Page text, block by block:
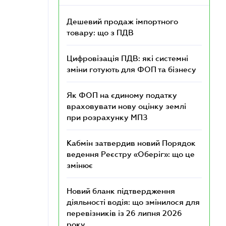
Дешевий продаж імпортного
товару: що з ПДВ
Цифровізація ПДВ: які системні
зміни готують для ФОП та бізнесу
Як ФОП на єдиному податку
враховувати нову оцінку землі
при розрахунку МПЗ
Кабмін затвердив новий Порядок
ведення Реєстру «Оберіг»: що це
змінює
Новий бланк підтвердження
діяльності водія: що змінилося для
перевізників із 26 липня 2026
року